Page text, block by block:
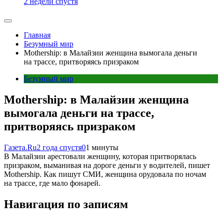
Главная
Безумный мир
Mothership: в Малайзии женщина вымогала деньги
на трассе, притворяясь призраком
Безумный мир
Mothership: в Малайзии женщина
вымогала деньги на трассе,
притворяясь призраком
Газета.Ru2 года спустя01 минуты
В Малайзии арестовали женщину, которая притворялась
призраком, выманивая на дороге деньги у водителей, пишет
Mothership. Как пишут СМИ, женщина орудовала по ночам
на трассе, где мало фонарей.
Навигация по записям